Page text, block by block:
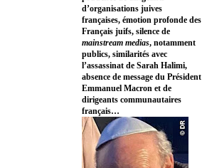
d’organisations juives
françaises, émotion profonde des
Français juifs, silence de
mainstream medias, notamment
publics, similarités avec
l’assassinat de Sarah Halimi,
absence de message du Président
Emmanuel Macron et de
dirigeants communautaires
français…